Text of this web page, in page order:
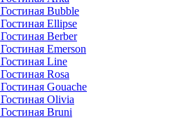
Гостиная Bubble
Гостиная Ellipse
Гостиная Berber
Гостиная Emerson
Гостиная Line
Гостиная Rosa
Гостиная Gouache
Гостиная Olivia
Гостиная Bruni